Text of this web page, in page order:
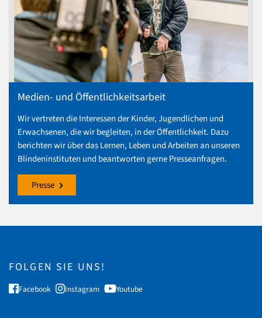
Medien- und Öffentlichkeitsarbeit
Wir vertreten die Interessen der Kinder, Jugendlichen und
Erwachsenen, die wir begleiten, in der Öffentlichkeit. Dazu
berichten wir über das Lernen, Leben und Arbeiten an unseren
Blindeninstituten und beantworten gerne Presseanfragen.
Presse
FOLGEN SIE UNS!
Facebook Instagram Youtube